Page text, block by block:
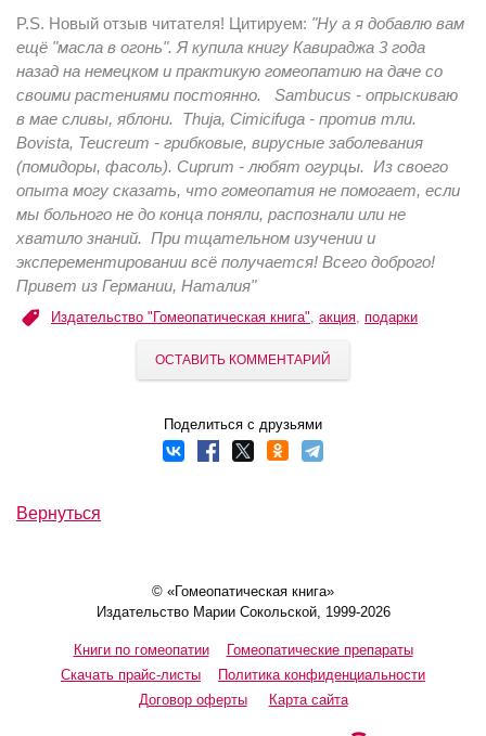
P.S. Новый отзыв читателя! Цитируем: "Ну а я добавлю вам
ещё "масла в огонь". Я купила книгу Кавираджа 3 года
назад на немецком и практикую гомеопатию на даче со
своими растениями постоянно. Sambucus - опрыскиваю
в мае сливы, яблони. Thuja, Cimicifuga - против тли.
Bovista, Teucreum - грибковые, вирусные заболевания
(помидоры, фасоль). Cuprum - любят огурцы. Из своего
опыта могу сказать, что гомеопатия не помогает, если
мы больного не до конца поняли, распознали или не
хватило знаний. При тщательном изучении и
эксперементировании всё получается! Всего доброго!
Привет из Германии, Наталия"
Издательство "Гомеопатическая книга", акция, подарки
ОСТАВИТЬ КОММЕНТАРИЙ
Поделиться с друзьями
Вернуться
© «Гомеопатическая книга»
Издательство Марии Сокольской, 1999-2026
Книги по гомеопатии
Гомеопатические препараты
Скачать прайс-листы
Политика конфиденциальности
Договор оферты
Карта сайта